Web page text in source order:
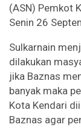
(ASN) Pemkot
Senin 26
Sulkarnain
dilakukan
jika Baznas
banyak maka
Kota Kendari
Baznas agar